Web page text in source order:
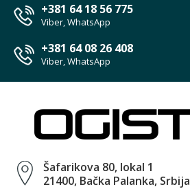
+381 64 18 56 775
Viber, WhatsApp
+381 64 08 26 408
Viber, WhatsApp
Šafarikova 80, lokal 1
21400, Bačka Palanka, Srbija